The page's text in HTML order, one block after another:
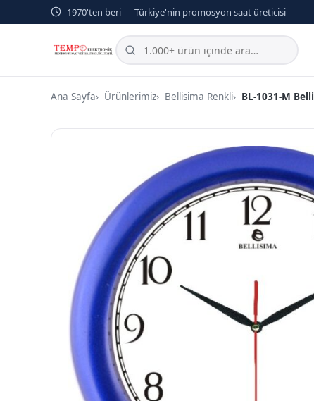
1970'ten beri — Türkiye'nin promosyon saat üreticisi
Ana Sayfa Ürünlerimiz Bellisima Renkli BL-1031-M